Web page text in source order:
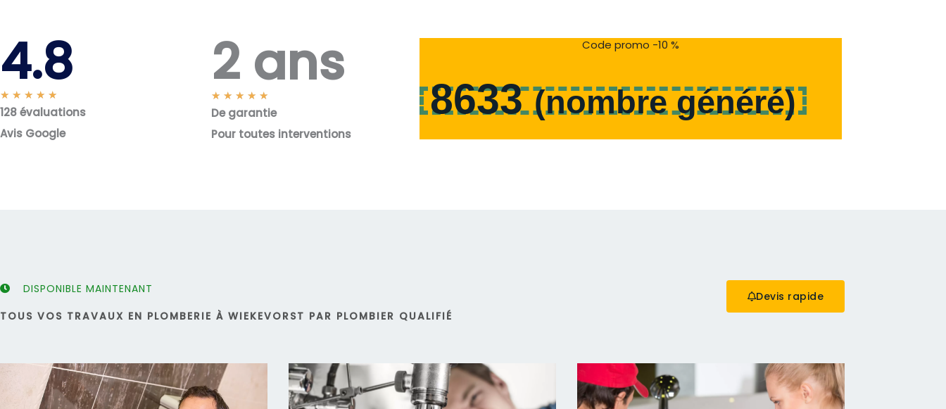
4.8
★ ★ ★ ★ ★
o
t
128 évaluations
Avis Google
2 ans
★ ★ ★ ★ ★
o
De garantie
Pour toutes interventions
Code promo -10 %
8633(nombre généré)
DISPONIBLE MAINTENANT
TOUS VOS TRAVAUX EN PLOMBERIE À WIEKEVORST PAR PLOMBIER QUALIFIÉ
Devis rapide